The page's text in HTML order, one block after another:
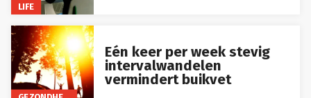
LIFE
GEZONDHEID
Eén keer per week stevig
intervalwandelen
vermindert buikvet